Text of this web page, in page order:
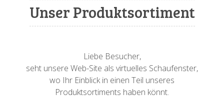
Unser Produktsortiment
Liebe Besucher,
seht unsere Web-Site als virtuelles Schaufenster,
wo Ihr Einblick in einen Teil unseres
Produktsortiments haben könnt.
Sonnenuhren
Spardosen
Vögel
Vogeltränken
Verschiedene
Wandschalen
Sockel + Säulen
Tierfiguren
Meeresbewohner
Schildkröten
Schweine + Wildschweine
Verschiedene
Zwiebel- + Knoblauchtöpfe